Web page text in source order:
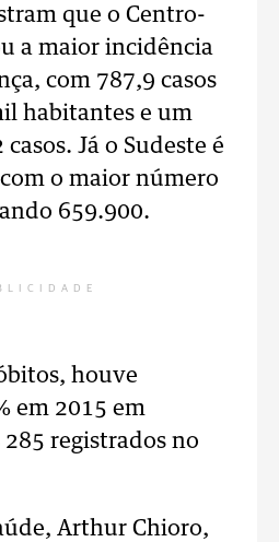
que o Centro-
a maior incidência
com 787,9 casos
habitantes e um
Já o Sudeste é
o maior número
659.900.
houve
em 2015 em
285 registrados no
Arthur Chioro,